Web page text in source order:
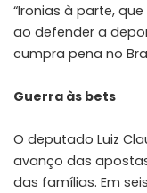
“Ironias à parte,
ao defender a
cumpra pena no
Guerra às bets
O deputado Luiz
avanço das
das famílias. Em